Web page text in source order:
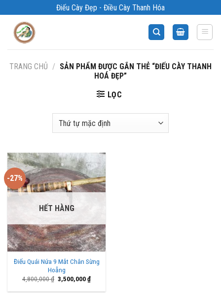
qua
Điếu Cày Đẹp - Điều Cày Thanh Hóa
TRANG CHỦ / SẢN PHẨM ĐƯỢC GẮN THẺ “ĐIẾU CÀY THANH
HOÁ ĐẸP”
LỌC
-27%
HẾT HÀNG
Điếu Quái Nứa 9 Mắt Chân Sừng
Hoẵng
4,800,000₫ Giá
gốc
là:
3,500,000₫Giá
tại